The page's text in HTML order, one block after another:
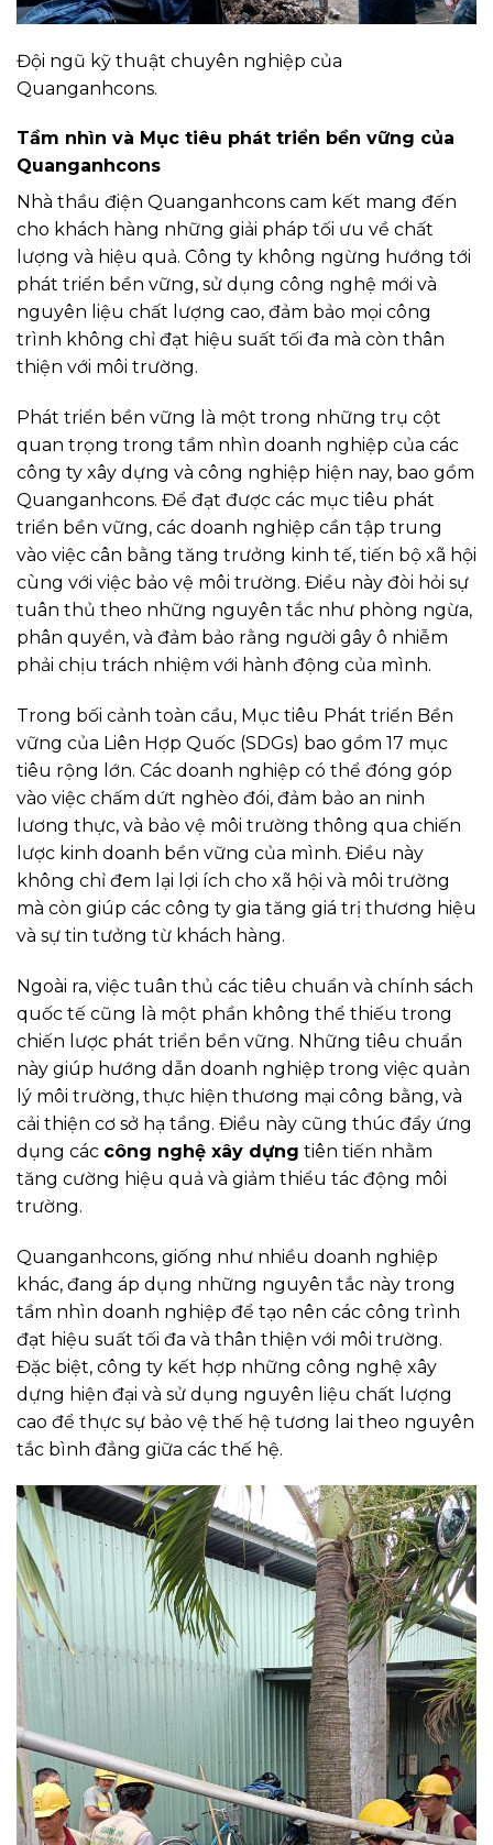
Đội ngũ kỹ thuật chuyên nghiệp của
Quanganhcons.
Tầm nhìn và Mục tiêu phát triển bền vững của
Quanganhcons
Nhà thầu điện Quanganhcons cam kết mang đến
cho khách hàng những giải pháp tối ưu về chất
lượng và hiệu quả. Công ty không ngừng hướng tới
phát triển bền vững, sử dụng công nghệ mới và
nguyên liệu chất lượng cao, đảm bảo mọi công
trình không chỉ đạt hiệu suất tối đa mà còn thân
thiện với môi trường.
Phát triển bền vững là một trong những trụ cột
quan trọng trong tầm nhìn doanh nghiệp của các
công ty xây dựng và công nghiệp hiện nay, bao gồm
Quanganhcons. Để đạt được các mục tiêu phát
triển bền vững, các doanh nghiệp cần tập trung
vào việc cân bằng tăng trưởng kinh tế, tiến bộ xã hội
cùng với việc bảo vệ môi trường. Điều này đòi hỏi sự
tuân thủ theo những nguyên tắc như phòng ngừa,
phân quyền, và đảm bảo rằng người gây ô nhiễm
phải chịu trách nhiệm với hành động của mình.
Trong bối cảnh toàn cầu, Mục tiêu Phát triển Bền
vững của Liên Hợp Quốc (SDGs) bao gồm 17 mục
tiêu rộng lớn. Các doanh nghiệp có thể đóng góp
vào việc chấm dứt nghèo đói, đảm bảo an ninh
lương thực, và bảo vệ môi trường thông qua chiến
lược kinh doanh bền vững của mình. Điều này
không chỉ đem lại lợi ích cho xã hội và môi trường
mà còn giúp các công ty gia tăng giá trị thương hiệu
và sự tin tưởng từ khách hàng.
Ngoài ra, việc tuân thủ các tiêu chuẩn và chính sách
quốc tế cũng là một phần không thể thiếu trong
chiến lược phát triển bền vững. Những tiêu chuẩn
này giúp hướng dẫn doanh nghiệp trong việc quản
lý môi trường, thực hiện thương mại công bằng, và
cải thiện cơ sở hạ tầng. Điều này cũng thúc đẩy ứng
dụng các công nghệ xây dựng tiên tiến nhằm
tăng cường hiệu quả và giảm thiểu tác động môi
trường.
Quanganhcons, giống như nhiều doanh nghiệp
khác, đang áp dụng những nguyên tắc này trong
tầm nhìn doanh nghiệp để tạo nên các công trình
đạt hiệu suất tối đa và thân thiện với môi trường.
Đặc biệt, công ty kết hợp những công nghệ xây
dựng hiện đại và sử dụng nguyên liệu chất lượng
cao để thực sự bảo vệ thế hệ tương lai theo nguyên
tắc bình đẳng giữa các thế hệ.